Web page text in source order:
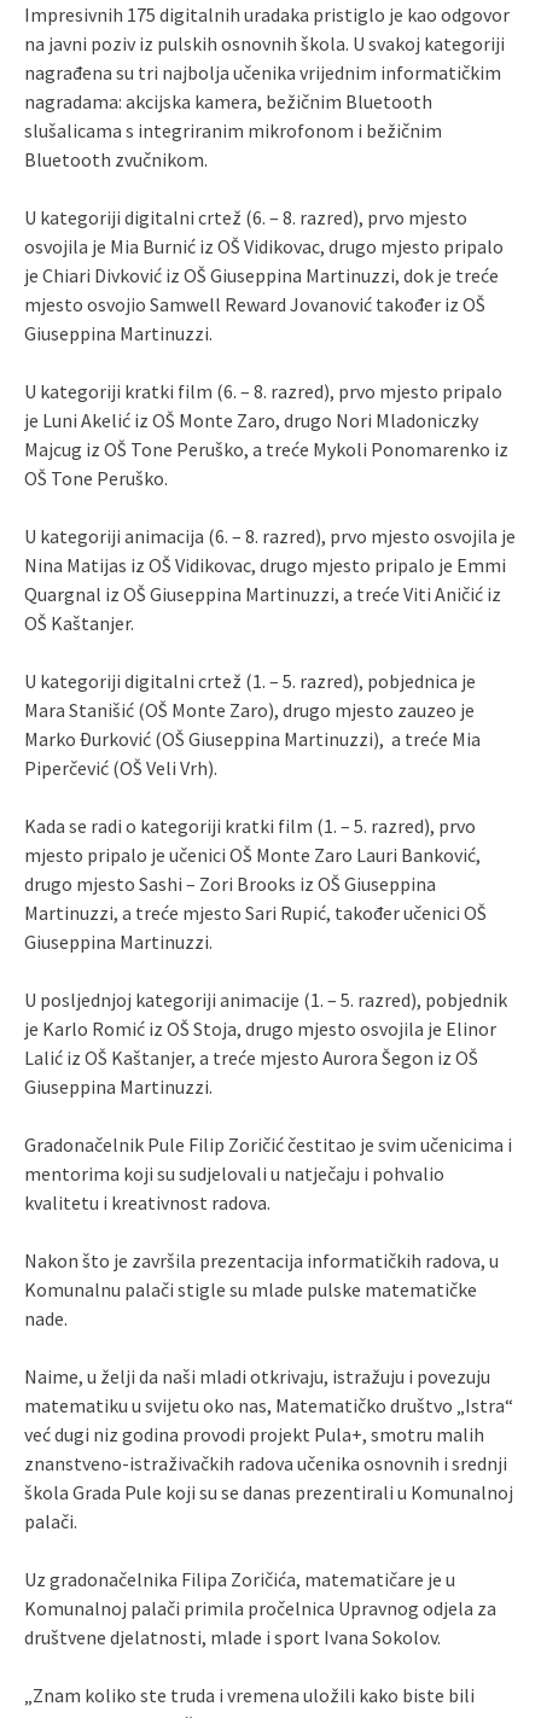
Impresivnih 175 digitalnih uradaka pristiglo je kao odgovor
na javni poziv iz pulskih osnovnih škola. U svakoj kategoriji
nagrađena su tri najbolja učenika vrijednim informatičkim
nagradama: akcijska kamera, bežičnim Bluetooth
slušalicama s integriranim mikrofonom i bežičnim
Bluetooth zvučnikom.
U kategoriji digitalni crtež (6. – 8. razred), prvo mjesto
osvojila je Mia Burnić iz OŠ Vidikovac, drugo mjesto pripalo
je Chiari Divković iz OŠ Giuseppina Martinuzzi, dok je treće
mjesto osvojio Samwell Reward Jovanović također iz OŠ
Giuseppina Martinuzzi.
U kategoriji kratki film (6. – 8. razred), prvo mjesto pripalo
je Luni Akelić iz OŠ Monte Zaro, drugo Nori Mladoniczky
Majcug iz OŠ Tone Peruško, a treće Mykoli Ponomarenko iz
OŠ Tone Peruško.
U kategoriji animacija (6. – 8. razred), prvo mjesto osvojila je
Nina Matijas iz OŠ Vidikovac, drugo mjesto pripalo je Emmi
Quargnal iz OŠ Giuseppina Martinuzzi, a treće Viti Aničić iz
OŠ Kaštanjer.
U kategoriji digitalni crtež (1. – 5. razred), pobjednica je
Mara Stanišić (OŠ Monte Zaro), drugo mjesto zauzeo je
Marko Đurković (OŠ Giuseppina Martinuzzi), a treće Mia
Piperčević (OŠ Veli Vrh).
Kada se radi o kategoriji kratki film (1. – 5. razred), prvo
mjesto pripalo je učenici OŠ Monte Zaro Lauri Banković,
drugo mjesto Sashi – Zori Brooks iz OŠ Giuseppina
Martinuzzi, a treće mjesto Sari Rupić, također učenici OŠ
Giuseppina Martinuzzi.
U posljednjoj kategoriji animacije (1. – 5. razred), pobjednik
je Karlo Romić iz OŠ Stoja, drugo mjesto osvojila je Elinor
Lalić iz OŠ Kaštanjer, a treće mjesto Aurora Šegon iz OŠ
Giuseppina Martinuzzi.
Gradonačelnik Pule Filip Zoričić čestitao je svim učenicima i
mentorima koji su sudjelovali u natječaju i pohvalio
kvalitetu i kreativnost radova.
Nakon što je završila prezentacija informatičkih radova, u
Komunalnu palači stigle su mlade pulske matematičke
nade.
Naime, u želji da naši mladi otkrivaju, istražuju i povezuju
matematiku u svijetu oko nas, Matematičko društvo „Istra“
već dugi niz godina provodi projekt Pula+, smotru malih
znanstveno-istraživačkih radova učenika osnovnih i srednji
škola Grada Pule koji su se danas prezentirali u Komunalnoj
palači.
Uz gradonačelnika Filipa Zoričića, matematičare je u
Komunalnoj palači primila pročelnica Upravnog odjela za
društvene djelatnosti, mlade i sport Ivana Sokolov.
„Znam koliko ste truda i vremena uložili kako biste bili